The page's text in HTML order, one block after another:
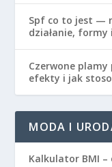
Spf co to jest —
działanie, formy
Czerwone
efekty i jak
MODA I
Kalkulator BMI –